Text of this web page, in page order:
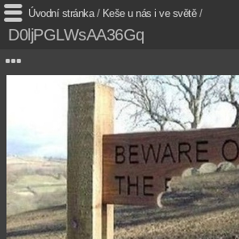
Úvodní stránka/ Keše u nás i ve světě/
D0ljPGLWsAA36Gq